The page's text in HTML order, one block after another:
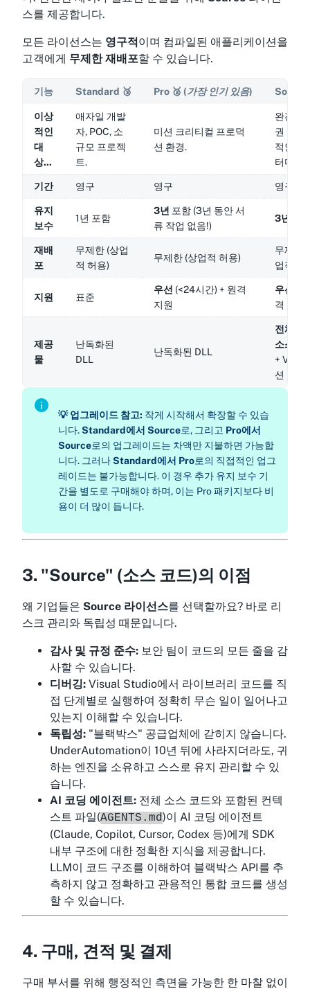
스를 제공합니다.
모든 라이선스는 영구적이며 컴파일된 애플리케이션을
고객에게 무제한 재배포할 수 있습니다.
기능 Standard 🥉 Pro 🥈 (가장 인기 있음) Source
이상
적인
대
상...
애자일 개발
자, POC, 소
규모 프로젝
트.
미션 크리티컬 프로덕
션 환경.
완전한
권 및
적인 커
터마이
기간 영구 영구 영구
유지
보수
1년 포함
3년 포함 (3년 동안 서
류 작업 없음!)
3년
재배
포
무제한 (상업
적 허용)
무제한 (상업적 허용)
무제한
업적 허
지원 표준
우선 (<24시간) + 원격
지원
우선
격 지원
제공
물
난독화된
DLL
난독화된 DLL
전체 C#
소스 코
+ VS 솔
션
💡 업그레이드 참고: 작게 시작해서 확장할 수 있습
니다.Standard에서 Source로, 그리고 Pro에서
Source로의 업그레이드는 차액만 지불하면 가능합
니다. 그러나Standard에서 Pro로의 직접적인 업그
레이드는 불가능합니다. 이 경우 추가 유지 보수 기
간을 별도로 구매해야 하며, 이는 Pro 패키지보다 비
용이 더 많이 듭니다.
3. "Source" (소스 코드)의 이점
왜 기업들은 Source 라이선스를 선택할까요? 바로 리
스크 관리와 독립성 때문입니다.
감사 및 규정 준수: 보안 팀이 코드의 모든 줄을 감
사할 수 있습니다.
디버깅: Visual Studio에서 라이브러리 코드를 직
접 단계별로 실행하여 정확히 무슨 일이 일어나고
있는지 이해할 수 있습니다.
독립성: "블랙박스" 공급업체에 갇히지 않습니다.
UnderAutomation이 10년 뒤에 사라지더라도, 귀
하는 엔진을 소유하고 스스로 유지 관리할 수 있
습니다.
AI 코딩 에이전트: 전체 소스 코드와 포함된 컨텍
스트 파일(AGENTS.md)이 AI 코딩 에이전트
(Claude, Copilot, Cursor, Codex 등)에게 SDK
내부 구조에 대한 정확한 지식을 제공합니다.
LLM이 코드 구조를 이해하여 블랙박스 API를 추
측하지 않고 정확하고 관용적인 통합 코드를 생성
할 수 있습니다.
4. 구매, 견적 및 결제
구매 부서를 위해 행정적인 측면을 가능한 한 마찰 없이